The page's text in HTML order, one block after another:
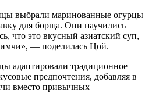
выбрали маринованные огурцы
для борща. Они научились
что это вкусный азиатский суп,
— поделилась Цой.
адаптировали традиционное
предпочтения, добавляя в
вместо привычных